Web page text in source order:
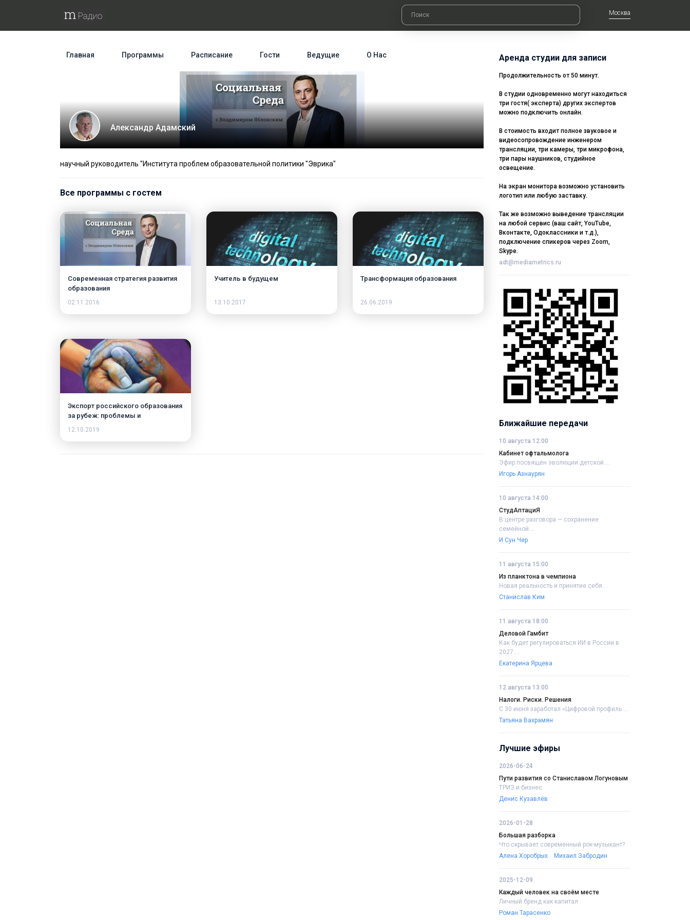
Москва
Главная Программы Расписание Гости Ведущие О Нас
Александр Адамский
научный руководитель "Института проблем образовательной политики "Эврика"
Все программы с гостем
Современная стратегия развития
образования
02.11.2016
Учитель в будущем
13.10.2017
Трансформация образования
26.06.2019
Экспорт российского образования
за рубеж: проблемы и
перспективы
12.10.2019
Аренда студии для записи
Продолжительность от 50 минут.
В студии одновременно могут находиться
три гостя( эксперта) других экспертов
можно подключить онлайн.
В стоимость входит полное звуковое и
видеосопровождение инженером
трансляции, три камеры, три микрофона,
три пары наушников, студийное
освещение.
На экран монитора возможно установить
логотип или любую заставку.
Так же возможно выведение трансляции
на любой сервис (ваш сайт, YouTube,
Вконтакте, Одоклассники и т.д.),
подключение спикеров через Zoom,
Skype.
adt@mediametrics.ru
Ближайшие передачи
10 августа 12:00
Кабинет офтальмолога
Эфир посвящён эволюции детской....
Игорь Азнаурян
10 августа 14:00
СтудАптациЯ
В центре разговора — сохранение
семейной....
И Сун Чер
11 августа 15:00
Из планктона в чемпиона
Новая реальность и принятие себя..
Станислав Ким
11 августа 18:00
Деловой Гамбит
Как будет регулироваться ИИ в России в
2027....
Екатерина Ярцева
12 августа 13:00
Налоги. Риски. Решения
С 30 июня заработал «Цифровой профиль....
Татьяна Вахрамян
Лучшие эфиры
2026-06-24
Пути развития со Станиславом Логуновым
ТРИЗ и бизнес
Денис Кузавлёв
2026-01-28
Большая разборка
Что скрывает современный рок-музыкант?
Алена Хоробрых
Михаил Забродин
2025-12-09
Каждый человек на своём месте
Личный бренд как капитал
Роман Тарасенко